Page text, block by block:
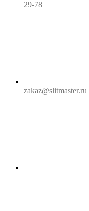
29-78
zakaz@slitmaster.ru